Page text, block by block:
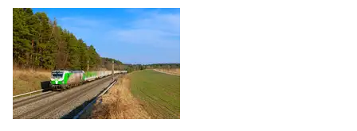
340 Magdeburg – Köthen – Halle (–Leipzig)
350 Hannover – Kreiensen – Göttingen (–Kassel)
385 (Wanne-Eickel–) Münster – Bremen (–Hamburg)
Strecken | KBS 400-499
435 Schwerte – Arnsberg – Brilon Wald – Warburg